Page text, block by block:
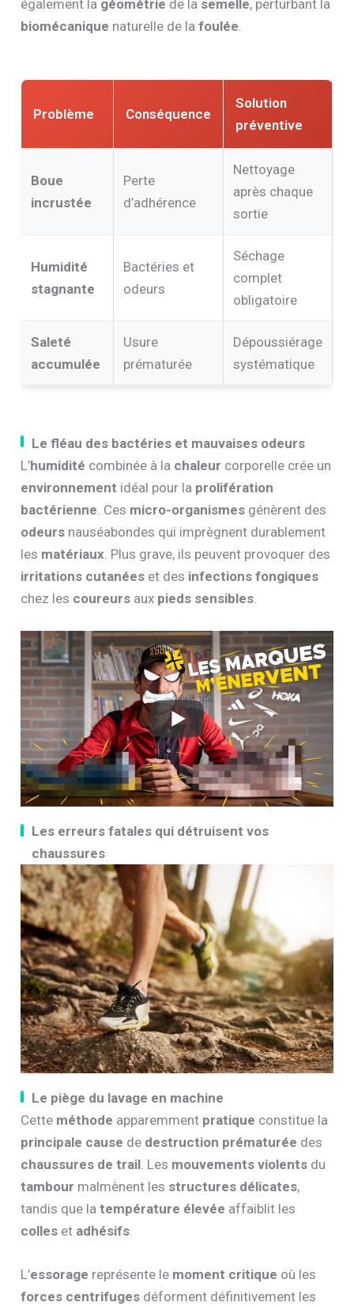
également la géométrie de la semelle, perturbant la
biomécanique naturelle de lafoulée.
Problème Conséquence
Solution
préventive
Boue
incrustée
Perte
d’adhérence
Nettoyage
après chaque
sortie
Humidité
stagnante
Bactéries et
odeurs
Séchage
complet
obligatoire
Saleté
accumulée
Usure
prématurée
Dépoussiérage
systématique
Le fléau des bactéries et mauvaises odeurs
L’humidité combinée à la chaleur corporelle crée un
environnement idéal pour la prolifération
bactérienne . Ces micro-organismes génèrent des
odeurs nauséabondes qui imprègnent durablement
les matériaux . Plus grave, ils peuvent provoquer des
irritations cutanées et des infections fongiques
chez les coureurs aux pieds sensibles
Les erreurs fatales qui détruisent vos
chaussures
Le piège du lavage en machine
Cette méthode apparemment pratique constitue la
principale cause de destruction prématurée des
chaussures de trail. Les mouvements violents du
tambour malmènent les structures délicates,
tandis que latempérature élevée affaiblit les
colles et adhésifs.
L’essorage représente le moment critique où les
forces centrifuges déforment définitivement les